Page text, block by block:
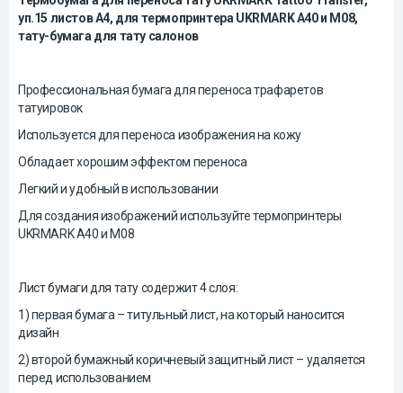
уп.15 листов А4, для термопринтера UKRMARK A40 и M08,
тату-бумага для тату салонов
Профессиональная бумага для переноса трафаретов
татуировок
Используется для переноса изображения на кожу
Обладает хорошим эффектом переноса
Легкий и удобный в использовании
Для создания изображений используйте термопринтеры
UKRMARK A40 и M08
Лист бумаги для тату содержит 4 слоя:
1) первая бумага – титульный лист, на который наносится
дизайн
2) второй бумажный коричневый защитный лист – удаляется
перед использованием